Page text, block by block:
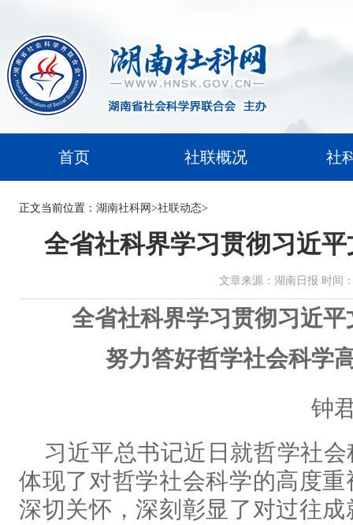
首页 社联概况 社
当前位置： 湖南社科网 >社联动态>
正文
全省社科界学习贯彻习近
文章来源：湖南日报 时间
全省社科界学习贯彻习近
努力答好哲学社会科学
钟
习近平总书记近日就哲学社
体现了对哲学社会科学的高度
深切关怀，深刻彰显了对过往